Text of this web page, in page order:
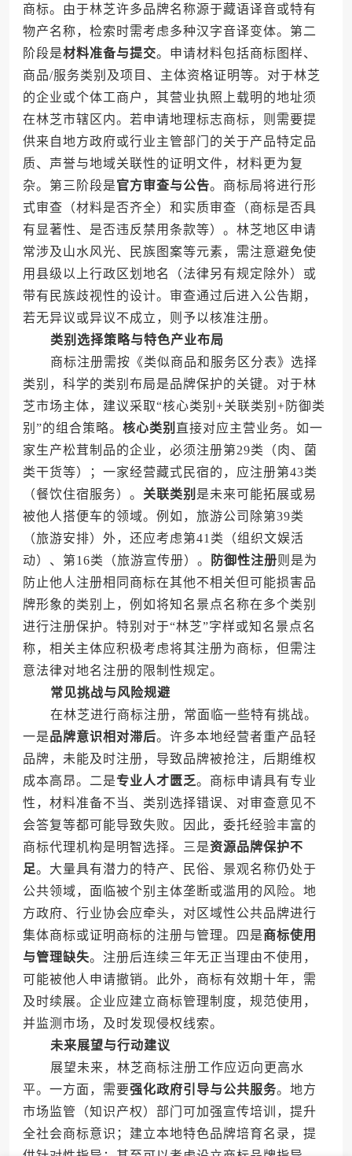
商标。由于林芝许多品牌名称源于藏语译音或特有
物产名称，检索时需考虑多种汉字音译变体。第二
阶段是材料准备与提交。申请材料包括商标图样、
商品/服务类别及项目、主体资格证明等。对于林芝
的企业或个体工商户，其营业执照上载明的地址须
在林芝市辖区内。若申请地理标志商标，则需要提
供来自地方政府或行业主管部门的关于产品特定品
质、声誉与地域关联性的证明文件，材料更为复
杂。第三阶段是官方审查与公告。商标局将进行形
式审查（材料是否齐全）和实质审查（商标是否具
有显著性、是否违反禁用条款等）。林芝地区申请
常涉及山水风光、民族图案等元素，需注意避免使
用县级以上行政区划地名（法律另有规定除外）或
带有民族歧视性的设计。审查通过后进入公告期，
若无异议或异议不成立，则予以核准注册。
类别选择策略与特色产业布局
商标注册需按《类似商品和服务区分表》选择
类别，科学的类别布局是品牌保护的关键。对于林
芝市场主体，建议采取“核心类别+关联类别+防御类
别”的组合策略。 核心类别 直接对应主营业务。如一
家生产松茸制品的企业，必须注册第29类（肉、菌
类干货等）；一家经营藏式民宿的，应注册第43类
（餐饮住宿服务）。 关联类别 是未来可能拓展或易
被他人搭便车的领域。例如，旅游公司除第39类
（旅游安排）外，还应考虑第41类（组织文娱活
动）、第16类（旅游宣传册）。
防御性注册则是为
防止他人注册相同商标在其他不相关但可能损害品
牌形象的类别上，例如将知名景点名称在多个类别
进行注册保护。特别对于“林芝”字样或知名景点名
称，相关主体应积极考虑将其注册为商标，但需注
意法律对地名注册的限制性规定。
常见挑战与风险规避
在林芝进行商标注册，常面临一些特有挑战。
一是品牌意识相对滞后。许多本地经营者重产品轻
品牌，未能及时注册，导致品牌被抢注，后期维权
成本高昂。二是专业人才匮乏。商标申请具有专业
性，材料准备不当、类别选择错误、对审查意见不
会答复等都可能导致失败。因此，委托经验丰富的
商标代理机构是明智选择。三是资源品牌保护不
足。大量具有潜力的特产、民俗、景观名称仍处于
公共领域，面临被个别主体垄断或滥用的风险。地
方政府、行业协会应牵头，对区域性公共品牌进行
集体商标或证明商标的注册与管理。四是商标使用
与管理缺失。注册后连续三年无正当理由不使用，
可能被他人申请撤销。此外，商标有效期十年，需
及时续展。企业应建立商标管理制度，规范使用，
并监测市场，及时发现侵权线索。
未来展望与行动建议
展望未来，林芝商标注册工作应迈向更高水
平。一方面，需要强化政府引导与公共服务。地方
市场监管（知识产权）部门可加强宣传培训，提升
全社会商标意识；建立本地特色品牌培育名录，提